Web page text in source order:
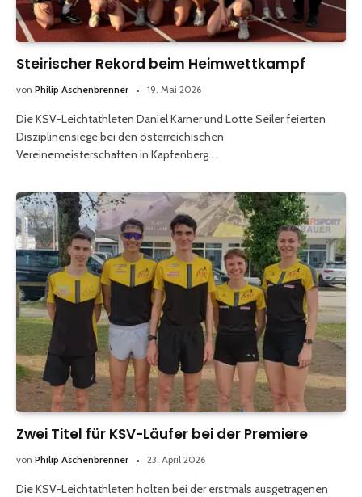
Steirischer Rekord beim Heimwettkampf
von Philip Aschenbrenner 19. Mai 2026
Die KSV-Leichtathleten Daniel Karner und Lotte Seiler feierten
Disziplinensiege bei den österreichischen
Vereinemeisterschaften in Kapfenberg.…
Zwei Titel für KSV-Läufer bei der Premiere
von Philip Aschenbrenner 23. April 2026
Die KSV-Leichtathleten holten bei der erstmals ausgetragenen